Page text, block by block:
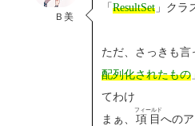
Ｂ美
「ResultSet」クラ
ただ、さっきも言
配列化されたもの
てわけ
まぁ、 項目
フィールド
への